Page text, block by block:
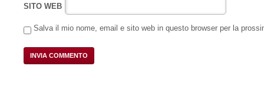
SITO WEB
Salva il mio nome, email e sito web in questo browser per la